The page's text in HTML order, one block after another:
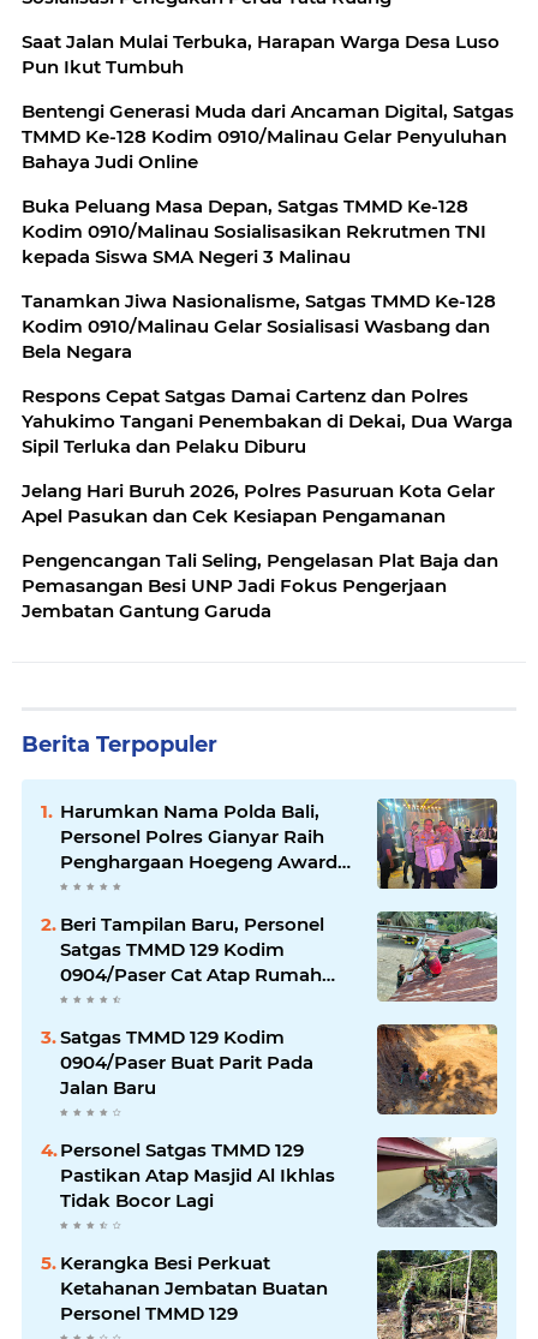
Saat Jalan Mulai Terbuka, Harapan Warga Desa Luso
Pun Ikut Tumbuh
Bentengi Generasi Muda dari Ancaman Digital, Satgas
TMMD Ke-128 Kodim 0910/Malinau Gelar Penyuluhan
Bahaya Judi Online
Buka Peluang Masa Depan, Satgas TMMD Ke-128
Kodim 0910/Malinau Sosialisasikan Rekrutmen TNI
kepada Siswa SMA Negeri 3 Malinau
Tanamkan Jiwa Nasionalisme, Satgas TMMD Ke-128
Kodim 0910/Malinau Gelar Sosialisasi Wasbang dan
Bela Negara
Respons Cepat Satgas Damai Cartenz dan Polres
Yahukimo Tangani Penembakan di Dekai, Dua Warga
Sipil Terluka dan Pelaku Diburu
Jelang Hari Buruh 2026, Polres Pasuruan Kota Gelar
Apel Pasukan dan Cek Kesiapan Pengamanan
Pengencangan Tali Seling, Pengelasan Plat Baja dan
Pemasangan Besi UNP Jadi Fokus Pengerjaan
Jembatan Gantung Garuda
Berita Terpopuler
Harumkan Nama Polda Bali,
Personel Polres Gianyar Raih
Penghargaan Hoegeng Awards
2026
Beri Tampilan Baru, Personel
Satgas TMMD 129 Kodim
0904/Paser Cat Atap Rumah
Marbot
Satgas TMMD 129 Kodim
0904/Paser Buat Parit Pada
Jalan Baru
Personel Satgas TMMD 129
Pastikan Atap Masjid Al Ikhlas
Tidak Bocor Lagi
Kerangka Besi Perkuat
Ketahanan Jembatan Buatan
Personel TMMD 129